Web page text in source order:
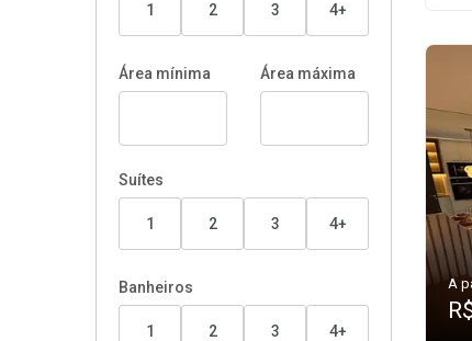
1 2 3 4+
Área mínima Área máxima
Suítes
1 2 3 4+
Banheiros
1 2 3 4+
A